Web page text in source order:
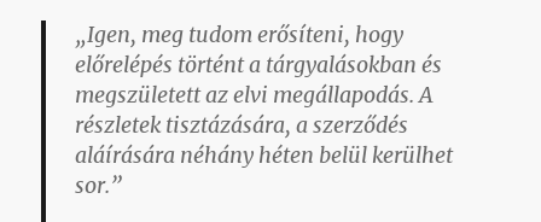
„Igen, meg tudom erősíteni, hogy
előrelépés történt a tárgyalásokban és
megszületett az elvi megállapodás. A
részletek tisztázására, a szerződés
aláírására néhány héten belül kerülhet
sor.”